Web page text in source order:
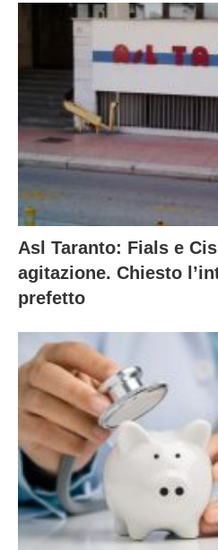
Asl Taranto: Fials e
agitazione. Chiesto
prefetto